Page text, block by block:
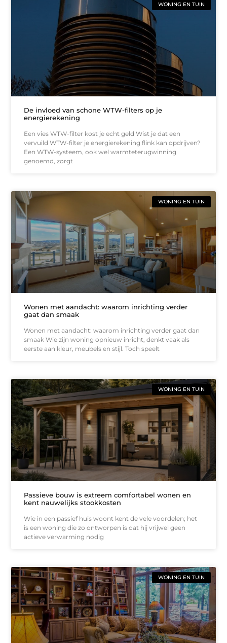
WONING EN TUIN
De invloed van schone WTW-filters op je
energierekening
Een vies WTW-filter kost je echt geld Wist je dat een
vervuild WTW-filter je energierekening flink kan opdrijven?
Een WTW-systeem, ook wel warmteterugwinning
genoemd, zorgt
WONING EN TUIN
Wonen met aandacht: waarom inrichting verder
gaat dan smaak
Wonen met aandacht: waarom inrichting verder gaat dan
smaak Wie zijn woning opnieuw inricht, denkt vaak als
eerste aan kleur, meubels en stijl. Toch speelt
WONING EN TUIN
Passieve bouw is extreem comfortabel wonen en
kent nauwelijks stookkosten
Wie in een passief huis woont kent de vele voordelen; het
is een woning die zo ontworpen is dat hij vrijwel geen
actieve verwarming nodig
WONING EN TUIN